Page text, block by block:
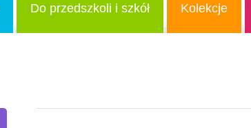
Do przedszkoli i szkół Kolekcje